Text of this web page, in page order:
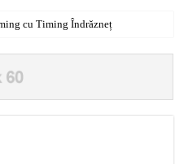
cu Timing Îndrăzneț